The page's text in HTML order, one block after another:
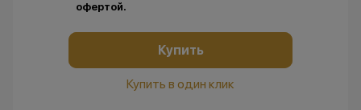
офертой.
Купить
Купить в один клик